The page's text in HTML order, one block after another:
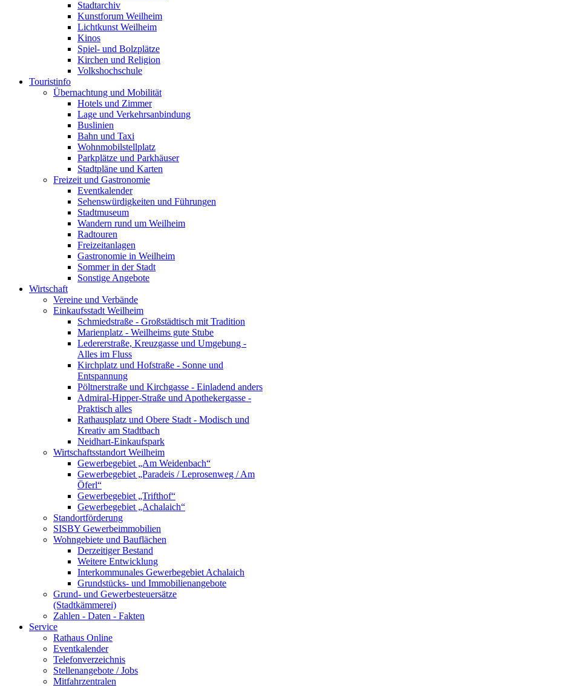
Stadtarchiv
Kunstforum Weilheim
Lichtkunst Weilheim
Kinos
Spiel- und Bolzplätze
Kirchen und Religion
Volkshochschule
Touristinfo
Übernachtung und Mobilität
Hotels und Zimmer
Lage und Verkehrsanbindung
Buslinien
Bahn und Taxi
Wohnmobilstellplatz
Parkplätze und Parkhäuser
Stadtpläne und Karten
Freizeit und Gastronomie
Eventkalender
Sehenswürdigkeiten und Führungen
Stadtmuseum
Wandern rund um Weilheim
Radtouren
Freizeitanlagen
Gastronomie in Weilheim
Sommer in der Stadt
Sonstige Angebote
Wirtschaft
Vereine und Verbände
Einkaufsstadt Weilheim
Schmiedstraße - Großstädtisch mit Tradition
Marienplatz - Weilheims gute Stube
Ledererstraße, Kreuzgasse und Umgebung -
Alles im Fluss
Kirchplatz und Hofstraße - Sonne und
Entspannung
Pöltnerstraße und Kirchgasse - Einladend anders
Admiral-Hipper-Straße und Apothekergasse -
Praktisch alles
Rathausplatz und Obere Stadt - Modisch und
Kreativ am Stadtbach
Neidhart-Einkaufspark
Wirtschaftsstandort Weilheim
Gewerbegebiet „Am Weidenbach“
Gewerbegebiet „Paradeis / Leprosenweg / Am
Öferl“
Gewerbegebiet „Trifthof“
Gewerbegebiet „Achalaich“
Standortförderung
SISBY Gewerbeimmobilien
Wohngebiete und Bauflächen
Derzeitiger Bestand
Weitere Entwicklung
Interkommunales Gewerbegebiet Achalaich
Grundstücks- und Immobilienangebote
Grund- und Gewerbesteuersätze
(Stadtkämmerei)
Zahlen - Daten - Fakten
Service
Rathaus Online
Eventkalender
Telefonverzeichnis
Stellenangebote / Jobs
Mitfahrzentralen